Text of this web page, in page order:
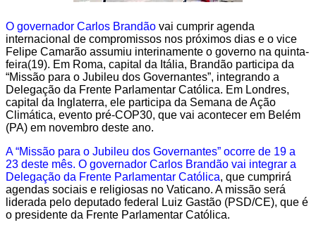
O governador Carlos Brandão vai cumprir agenda
internacional de compromissos nos próximos dias e o vice
Felipe Camarão assumiu interinamente o governo na quinta-
feira(19). Em Roma, capital da Itália, Brandão participa da
“Missão para o Jubileu dos Governantes”, integrando a
Delegação da Frente Parlamentar Católica. Em Londres,
capital da Inglaterra, ele participa da Semana de Ação
Climática, evento pré-COP30, que vai acontecer em Belém
(PA) em novembro deste ano.
A “Missão para o Jubileu dos Governantes” ocorre de 19 a
23 deste mês. O governador Carlos Brandão vai integrar a
Delegação da Frente Parlamentar Católica, que cumprirá
agendas sociais e religiosas no Vaticano. A missão será
liderada pelo deputado federal Luiz Gastão (PSD/CE), que é
o presidente da Frente Parlamentar Católica.